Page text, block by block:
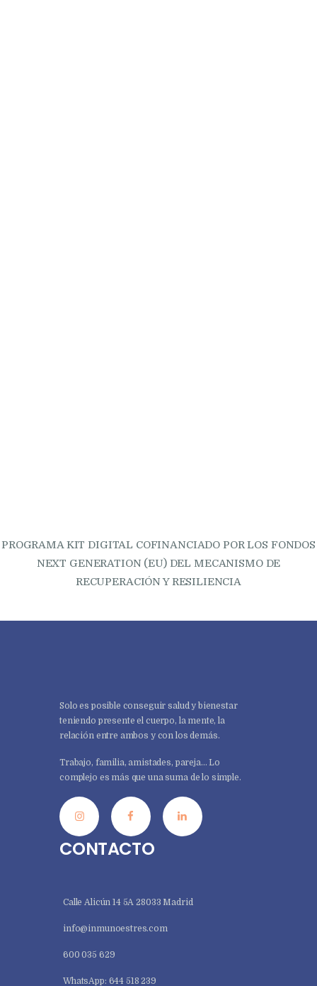
PROGRAMA KIT DIGITAL COFINANCIADO POR LOS FONDOS
NEXT GENERATION (EU) DEL MECANISMO DE
RECUPERACIÓN Y RESILIENCIA
Solo es posible conseguir salud y bienestar
teniendo presente el cuerpo, la mente, la
relación entre ambos y con los demás.
Trabajo, familia, amistades, pareja… Lo
complejo es más que una suma de lo simple.
CONTACTO
Calle Alicún 14 5A 28033 Madrid
info@inmunoestres.com
600 035 629
WhatsApp: 644 518 239